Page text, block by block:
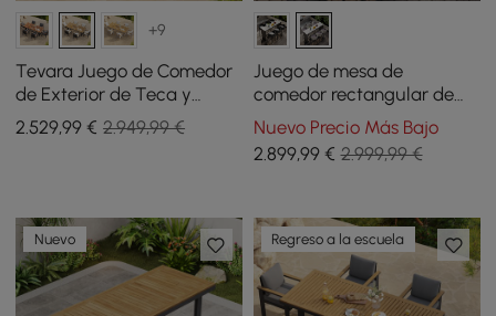
+9
Tevara Juego de Comedor
de Exterior de Teca y
Aluminio Rectangular de 7
Piezas para 6 Personas
2.529,99 € 2.949,99 €
Juego de mesa de
comedor rectangular de
concreto de 180 cm para
patio exterior, 7 piezas
Nuevo Precio Más Bajo
2.899,99€ 2.999,99 €
Nuevo Regreso a la escuela